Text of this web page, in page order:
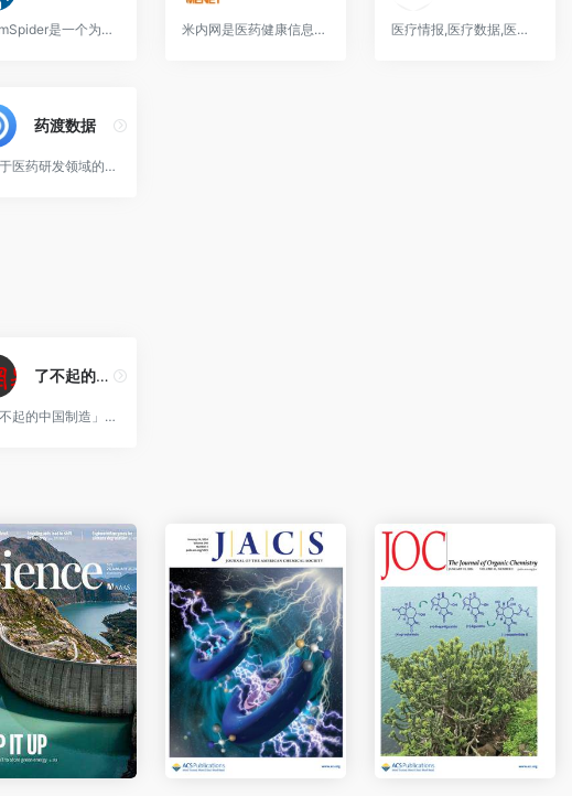
ChemSpider是一个为化学相关学者与从业人员提供化学结构式相关讯息的免费在线搜索服务网站。 米内网是医药健康信息领先平台，为医药行业从业者提供全方位的医药健康信息资讯，包括医药资讯、招聘、研发、会展、数据等，以专业数据为基础，为用户提供行业决策参考。并提供医... 医疗情报,医疗数据,医药竞争情报,药品数据,药品信息,医生KOL筛选,医生数据,医疗器械数据,医疗器械信息,医药新闻
药渡数据
专注于医药研发领域的“互联网+大数据信息平台，致力于整合药物研发专业数据和资源信息,为全球药物研发人员提供“一站式信息解决方案。
了不起的中国制造
「了不起的中国制造」专栏，力邀行业权威、资深玩家，呈现他们眼中的中国创新之路。